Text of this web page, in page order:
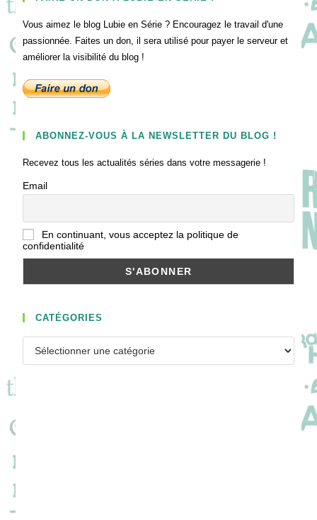
Vous aimez le blog Lubie en Série ? Encouragez le travail d'une
passionnée. Faites un don, il sera utilisé pour payer le serveur et
améliorer la visibilité du blog !
ABONNEZ-VOUS À LA NEWSLETTER DU BLOG !
Recevez tous les actualités séries dans votre messagerie !
Email
En continuant, vous acceptez la politique de
confidentialité
CATÉGORIES